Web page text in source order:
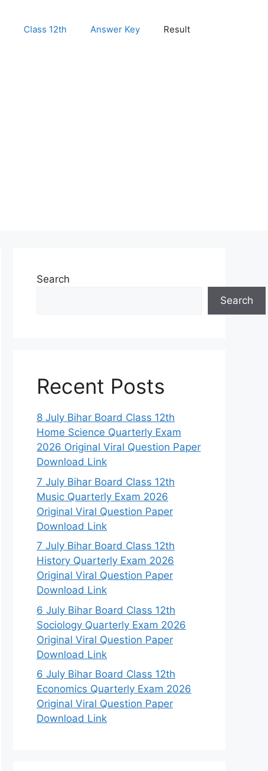
Class 12th Answer Key Result
Search
Search
Recent Posts
8 July Bihar Board Class 12th
Home Science Quarterly Exam
2026 Original Viral Question Paper
Download Link
7 July Bihar Board Class 12th
Music Quarterly Exam 2026
Original Viral Question Paper
Download Link
7 July Bihar Board Class 12th
History Quarterly Exam 2026
Original Viral Question Paper
Download Link
6 July Bihar Board Class 12th
Sociology Quarterly Exam 2026
Original Viral Question Paper
Download Link
6 July Bihar Board Class 12th
Economics Quarterly Exam 2026
Original Viral Question Paper
Download Link